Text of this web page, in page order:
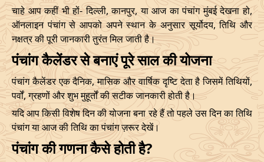
03/12/2026 10:57 Patallok 03/12/2026
07/12/2026 02:21
Patallok-
Swarglok
07/12/2026
13/12/2026 03:26 Patallok 13/12/2026
16/12/2026 22:45 Mrityulok 17/12/2026
20/12/2026 09:12 Swarglok 20/12/2026
23/12/2026 10:48 Swarglok 23/12/2026
चाहे आप कहीं भी हों- दिल्ली, कानपुर, या आज का पंचांग मुंबई देखना हो,
ऑनलाइन पंचांग से आपको अपने स्थान के अनुसार सूर्योदय, तिथि और
नक्षत्र की पूरी जानकारी तुरंत मिल जाती है।
पंचांग कैलेंडर से बनाएं पूरे साल की योजना
पंचांग कैलेंडर एक दैनिक, मासिक और वार्षिक दृष्टि देता है जिसमें तिथियों,
पर्वों, ग्रहणों और शुभ मुहूर्तों की सटीक जानकारी होती है।
यदि आप किसी विशेष दिन की योजना बना रहे हैं तो पहले उस दिन का तिथि
पंचांग या आज की तिथि का पंचांग ज़रूर देखें।
पंचांग की गणना कैसे होती है?